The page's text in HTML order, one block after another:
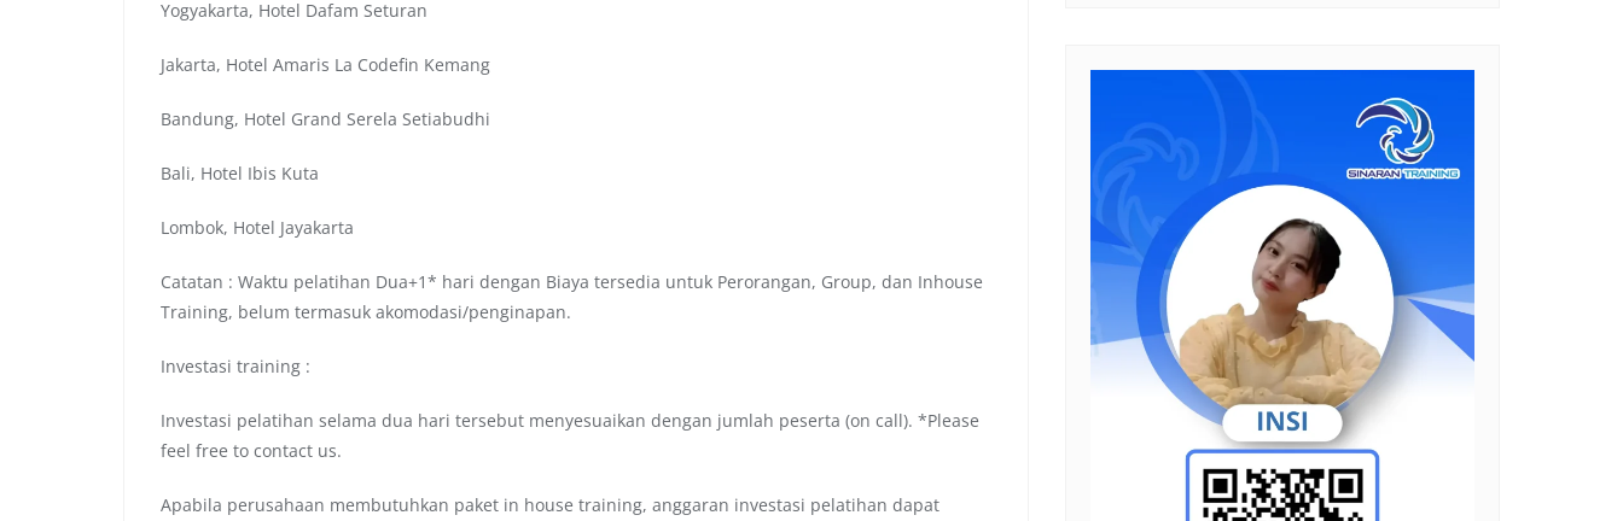
Yogyakarta, Hotel Dafam Seturan
Jakarta, Hotel Amaris La Codefin Kemang
Bandung, Hotel Grand Serela Setiabudhi
Bali, Hotel Ibis Kuta
Lombok, Hotel Jayakarta
Catatan : Waktu pelatihan Dua+1* hari dengan Biaya tersedia untuk Perorangan, Group, dan Inhouse
Training, belum termasuk akomodasi/penginapan.
Investasi training :
Investasi pelatihan selama dua hari tersebut menyesuaikan dengan jumlah peserta (on call). *Please
feel free to contact us.
Apabila perusahaan membutuhkan paket in house training, anggaran investasi pelatihan dapat